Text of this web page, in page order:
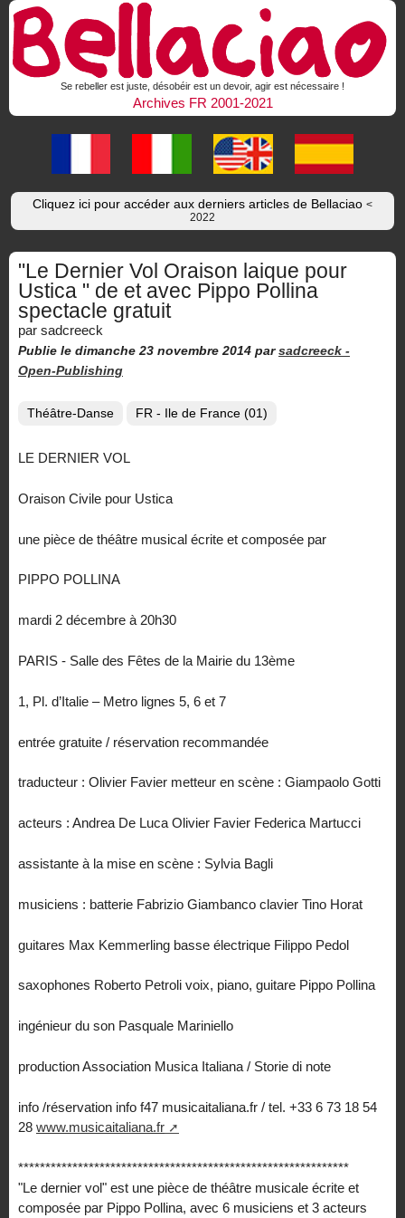
Se rebeller est juste, désobéir est un devoir, agir est nécessaire !
Archives FR 2001-2021
Cliquez ici pour accéder aux derniers articles de Bellaciao <
2022
"Le Dernier Vol Oraison laique pour
Ustica " de et avec Pippo Pollina
spectacle gratuit
par sadcreeck
Publie le dimanche 23 novembre 2014 par sadcreeck -
Open-Publishing
Théâtre-Danse FR - Ile de France (01)
LE DERNIER VOL
Oraison Civile pour Ustica
une pièce de théâtre musical écrite et composée par
PIPPO POLLINA
mardi 2 décembre à 20h30
PARIS - Salle des Fêtes de la Mairie du 13ème
1, Pl. d’Italie – Metro lignes 5, 6 et 7
entrée gratuite / réservation recommandée
traducteur : Olivier Favier metteur en scène : Giampaolo Gotti
acteurs : Andrea De Luca Olivier Favier Federica Martucci
assistante à la mise en scène : Sylvia Bagli
musiciens : batterie Fabrizio Giambanco clavier Tino Horat
guitares Max Kemmerling basse électrique Filippo Pedol
saxophones Roberto Petroli voix, piano, guitare Pippo Pollina
ingénieur du son Pasquale Mariniello
production Association Musica Italiana / Storie di note
info /réservation info f47 musicaitaliana.fr / tel. +33 6 73 18 54
28 www.musicaitaliana.fr
*************************************************************
"Le dernier vol" est une pièce de théâtre musicale écrite et
composée par Pippo Pollina, avec 6 musiciens et 3 acteurs